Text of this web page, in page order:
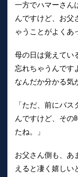
一方でハマーさん
んですけど、お父
ゃうことがよくあ
母の日は覚えてい
忘れちゃうんです
なんだか分かる気
「ただ、前にバ
んですけど、その
たね。」
お父さん側も、あ
えると凄く嬉しい